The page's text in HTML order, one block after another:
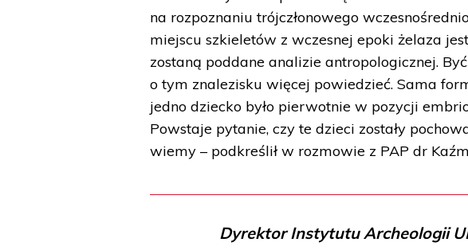
na rozpoznaniu trójczłonowego
miejscu szkieletów z wczesnej epoki żelaza
zostaną poddane analizie antropologicznej.
o tym znalezisku więcej powiedzieć. Sama
jedno dziecko było pierwotnie w pozycji
Powstaje pytanie, czy te dzieci zostały
wiemy – podkreślił w rozmowie z PAP dr
Dyrektor Instytutu Archeologii